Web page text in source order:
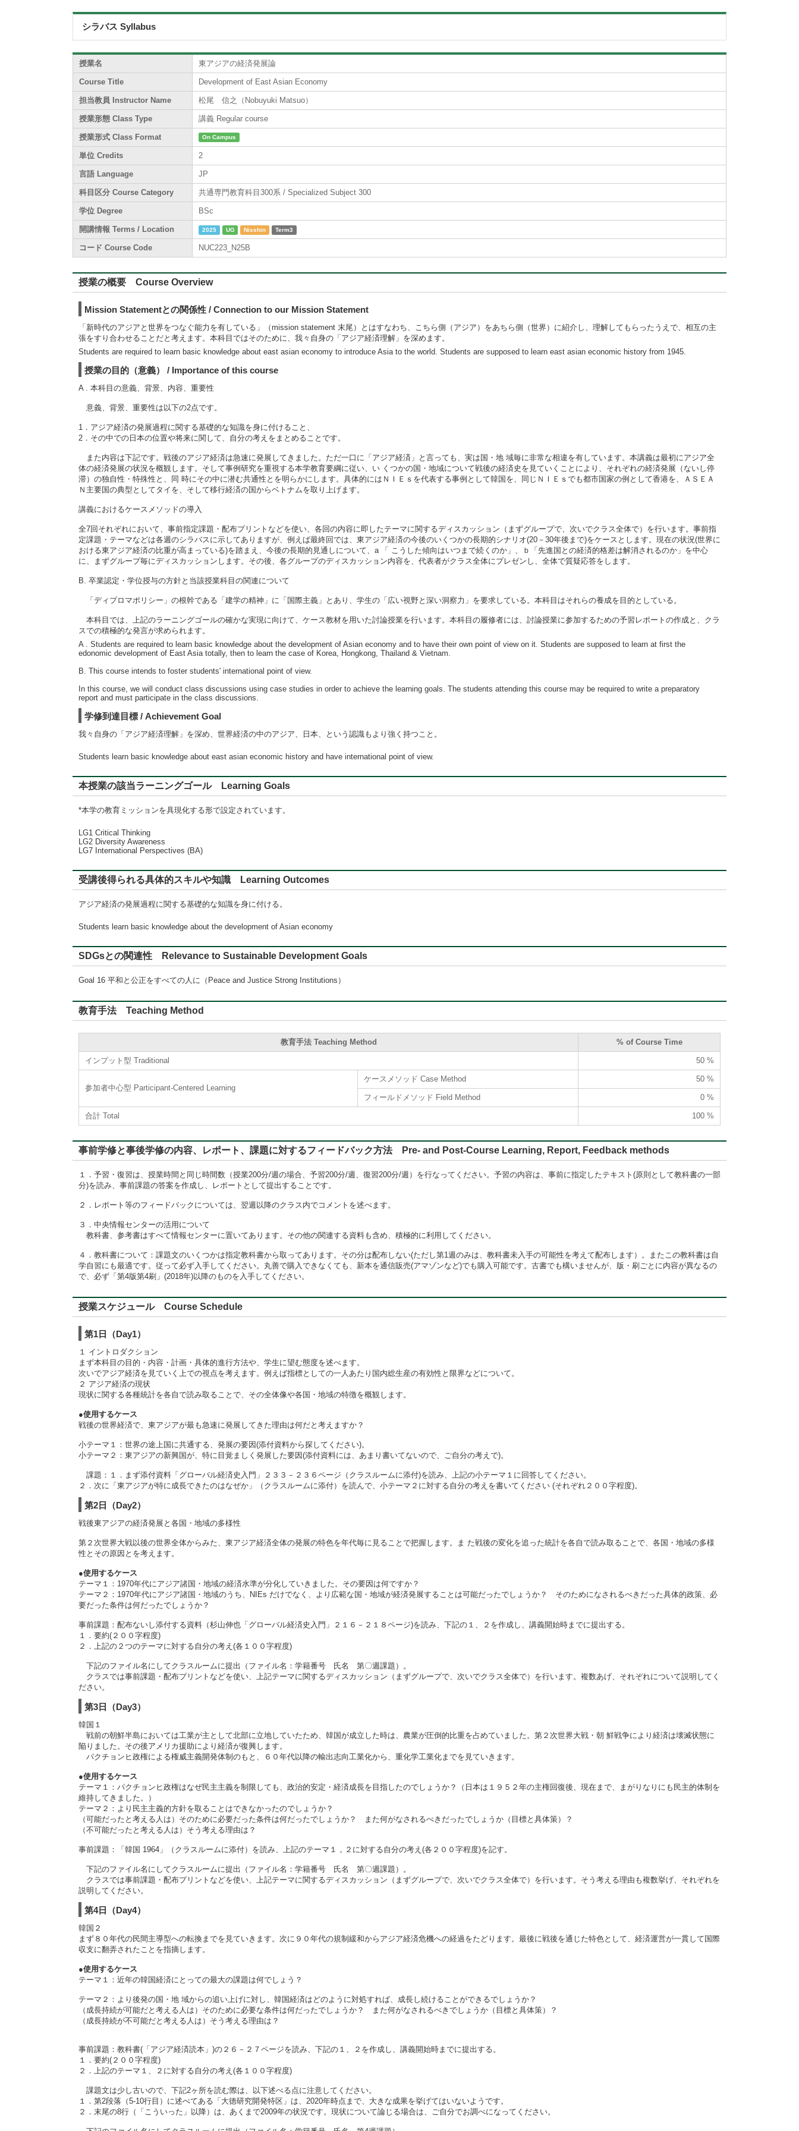
シラバス Syllabus
授業名 東アジアの経済発展論
Course Title Development of East Asian Economy
担当教員 Instructor Name 松尾 信之（Nobuyuki Matsuo）
授業形態 Class Type 講義 Regular course
授業形式 Class Format On Campus
単位 Credits 2
言語 Language JP
科目区分 Course Category 共通専門教育科目300系 / Specialized Subject 300
学位 Degree BSc
開講情報 Terms / Location 2025 UG Nisshin Term3
コード Course Code NUC223_N25B
授業の概要 Course Overview
Mission Statementとの関係性 / Connection to our Mission Statement
「新時代のアジアと世界をつなぐ能力を有している」（mission statement 末尾）とはすなわち、こちら側（アジア）をあちら側（世界）に紹介し、理解してもらったうえで、相互の主
張をすり合わせることだと考えます。本科目ではそのために、我々自身の「アジア経済理解」を深めます。
Students are required to learn basic knowledge about east asian economy to introduce Asia to the world. Students are supposed to learn east asian economic history from 1945.
授業の目的（意義） / Importance of this course
A . 本科目の意義、背景、内容、重要性
意義、背景、重要性は以下の2点です。
1．アジア経済の発展過程に関する基礎的な知識を身に付けること、
2．その中での日本の位置や将来に関して、自分の考えをまとめることです。
また内容は下記です。戦後のアジア経済は急速に発展してきました。ただ一口に「アジア経済」と言っても、実は国・地 域毎に非常な相違を有しています。本講義は最初にアジア全
体の経済発展の状況を概観します。そして事例研究を重視する本学教育要綱に従い、い くつかの国・地域について戦後の経済史を見ていくことにより、それぞれの経済発展（ないし停
滞）の独自性・特殊性と、同 時にその中に潜む共通性とを明らかにします。具体的にはＮＩＥｓを代表する事例として韓国を、同じＮＩＥｓでも都市国家の例として香港を、ＡＳＥＡ
Ｎ主要国の典型としてタイを、そして移行経済の国からベトナムを取り上げます。
講義におけるケースメソッドの導入
全7回それぞれにおいて、事前指定課題・配布プリントなどを使い、各回の内容に即したテーマに関するディスカッション（まずグループで、次いでクラス全体で）を行います。事前指
定課題・テーマなどは各週のシラバスに示してありますが、例えば最終回では、東アジア経済の今後のいくつかの長期的シナリオ(20－30年後まで)をケースとします。現在の状況(世界に
おける東アジア経済の比重が高まっている)を踏まえ、今後の長期的見通しについて、a 「 こうした傾向はいつまで続くのか」、ｂ「先進国との経済的格差は解消されるのか」を中心
に、まずグループ毎にディスカッションします。その後、各グループのディスカッション内容を、代表者がクラス全体にプレゼンし、全体で質疑応答をします。
B. 卒業認定・学位授与の方針と当該授業科目の関連について
「ディプロマポリシー」の根幹である「建学の精神」に「国際主義」とあり、学生の「広い視野と深い洞察力」を要求している。本科目はそれらの養成を目的としている。
本科目では、上記のラーニングゴールの確かな実現に向けて、ケース教材を用いた討論授業を行います。本科目の履修者には、討論授業に参加するための予習レポートの作成と、クラ
スでの積極的な発言が求められます。
A . Students are required to learn basic knowledge about the development of Asian economy and to have their own point of view on it. Students are supposed to learn at first the
edonomic development of East Asia totally, then to learn the case of Korea, Hongkong, Thailand & Vietnam.
B. This course intends to foster students' international point of view.
In this course, we will conduct class discussions using case studies in order to achieve the learning goals. The students attending this course may be required to write a preparatory
report and must participate in the class discussions.
学修到達目標 / Achievement Goal
我々自身の「アジア経済理解」を深め、世界経済の中のアジア、日本、という認識もより強く持つこと。
Students learn basic knowledge about east asian economic history and have international point of view.
本授業の該当ラーニングゴール Learning Goals
*本学の教育ミッションを具現化する形で設定されています。
LG1 Critical Thinking
LG2 Diversity Awareness
LG7 International Perspectives (BA)
受講後得られる具体的スキルや知識 Learning Outcomes
アジア経済の発展過程に関する基礎的な知識を身に付ける。
Students learn basic knowledge about the development of Asian economy
SDGsとの関連性 Relevance to Sustainable Development Goals
Goal 16 平和と公正をすべての人に（Peace and Justice Strong Institutions）
教育手法 Teaching Method
教育手法 Teaching Method % of Course Time
インプット型 Traditional 50 %
参加者中心型 Participant-Centered Learning
ケースメソッド Case Method 50 %
フィールドメソッド Field Method 0 %
合計 Total 100 %
事前学修と事後学修の内容、レポート、課題に対するフィードバック方法 Pre- and Post-Course Learning, Report, Feedback methods
１．予習・復習は、授業時間と同じ時間数（授業200分/週の場合、予習200分/週、復習200分/週）を行なってください。予習の内容は、事前に指定したテキスト(原則として教科書の一部
分)を読み、事前課題の答案を作成し、レポートとして提出することです。
２．レポート等のフィードバックについては、翌週以降のクラス内でコメントを述べます。
３．中央情報センターの活用について
教科書、参考書はすべて情報センターに置いてあります。その他の関連する資料も含め、積極的に利用してください。
４．教科書について：課題文のいくつかは指定教科書から取ってあります。その分は配布しない(ただし第1週のみは、教科書未入手の可能性を考えて配布します）。またこの教科書は自
学自習にも最適です。従って必ず入手してください。丸善で購入できなくても、新本を通信販売(アマゾンなど)でも購入可能です。古書でも構いませんが、版・刷ごとに内容が異なるの
で、必ず「第4版第4刷」(2018年)以降のものを入手してください。
授業スケジュール Course Schedule
第1日（Day1）
１ イントロダクション
まず本科目の目的・内容・計画・具体的進行方法や、学生に望む態度を述べます。
次いでアジア経済を見ていく上での視点を考えます。例えば指標としての一人あたり国内総生産の有効性と限界などについて。
２ アジア経済の現状
現状に関する各種統計を各自で読み取ることで、その全体像や各国・地域の特徴を概観します。
●使用するケース
戦後の世界経済で、東アジアが最も急速に発展してきた理由は何だと考えますか？
小テーマ１：世界の途上国に共通する、発展の要因(添付資料から探してください)。
小テーマ２：東アジアの新興国が、特に目覚ましく発展した要因(添付資料には、あまり書いてないので、ご自分の考えで)。
課題：１．まず添付資料「グローバル経済史入門」２３３－２３６ページ（クラスルームに添付)を読み、上記の小テーマ１に回答してください。
２．次に「東アジアが特に成長できたのはなぜか」（クラスルームに添付）を読んで、小テーマ２に対する自分の考えを書いてください (それぞれ２００字程度)。
第2日（Day2）
戦後東アジアの経済発展と各国・地域の多様性
第２次世界大戦以後の世界全体からみた、東アジア経済全体の発展の特色を年代毎に見ることで把握します。ま た戦後の変化を追った統計を各自で読み取ることで、各国・地域の多様
性とその原因とを考えます。
●使用するケース
テーマ１：1970年代にアジア諸国・地域の経済水準が分化していきました。その要因は何ですか？
テーマ２：1970年代にアジア諸国・地域のうち、NIEs だけでなく、より広範な国・地域が経済発展することは可能だったでしょうか？ そのためになされるべきだった具体的政策、必
要だった条件は何だったでしょうか？
事前課題：配布ないし添付する資料（杉山伸也「グローバル経済史入門」２１６－２１８ページ)を読み、下記の１、２を作成し、講義開始時までに提出する。
１．要約(２００字程度)
２．上記の２つのテーマに対する自分の考え(各１００字程度)
下記のファイル名にしてクラスルームに提出（ファイル名：学籍番号 氏名 第〇週課題）。
クラスでは事前課題・配布プリントなどを使い、上記テーマに関するディスカッション（まずグループで、次いでクラス全体で）を行います。複数あげ、それぞれについて説明してく
ださい。
第3日（Day3）
韓国１
戦前の朝鮮半島においては工業が主として北部に立地していたため、韓国が成立した時は、農業が圧倒的比重を占めていました。第２次世界大戦・朝 鮮戦争により経済は壊滅状態に
陥りました。その後アメリカ援助により経済が復興します。
パクチョンヒ政権による権威主義開発体制のもと、６０年代以降の輸出志向工業化から、重化学工業化までを見ていきます。
●使用するケース
テーマ１：パクチョンヒ政権はなぜ民主主義を制限しても、政治的安定・経済成長を目指したのでしょうか？（日本は１９５２年の主権回復後、現在まで、まがりなりにも民主的体制を
維持してきました。）
テーマ２：より民主主義的方針を取ることはできなかったのでしょうか？
（可能だったと考える人は）そのために必要だった条件は何だったでしょうか？ また何がなされるべきだったでしょうか（目標と具体策）？
（不可能だったと考える人は）そう考える理由は？
事前課題：「韓国 1964」（クラスルームに添付）を読み、上記のテーマ１，２に対する自分の考え(各２００字程度)を記す。
下記のファイル名にしてクラスルームに提出（ファイル名：学籍番号 氏名 第〇週課題）。
クラスでは事前課題・配布プリントなどを使い、上記テーマに関するディスカッション（まずグループで、次いでクラス全体で）を行います。そう考える理由も複数挙げ、それぞれを
説明してください。
第4日（Day4）
韓国２
まず８０年代の民間主導型への転換までを見ていきます。次に９０年代の規制緩和からアジア経済危機への経過をたどります。最後に戦後を通じた特色として、経済運営が一貫して国際
収支に翻弄されたことを指摘します。
●使用するケース
テーマ１：近年の韓国経済にとっての最大の課題は何でしょう？
テーマ２：より後発の国・地 域からの追い上げに対し、韓国経済はどのように対処すれば、成長し続けることができるでしょうか？
（成長持続が可能だと考える人は）そのために必要な条件は何だったでしょうか？ また何がなされるべきでしょうか（目標と具体策）？
（成長持続が不可能だと考える人は）そう考える理由は？
事前課題：教科書(「アジア経済読本」)の２６－２７ページを読み、下記の１、２を作成し、講義開始時までに提出する。
１．要約(２００字程度)
２．上記のテーマ１、２に対する自分の考え(各１００字程度)
課題文は少し古いので、下記2ヶ所を読む際は、以下述べる点に注意してください。
１．第2段落（5-10行目）に述べてある「大徳研究開発特区」は、2020年時点まで、大きな成果を挙げてはいないようです。
２．末尾の8行（「こういった」以降）は、あくまで2009年の状況です。現状について論じる場合は、ご自分でお調べになってください。